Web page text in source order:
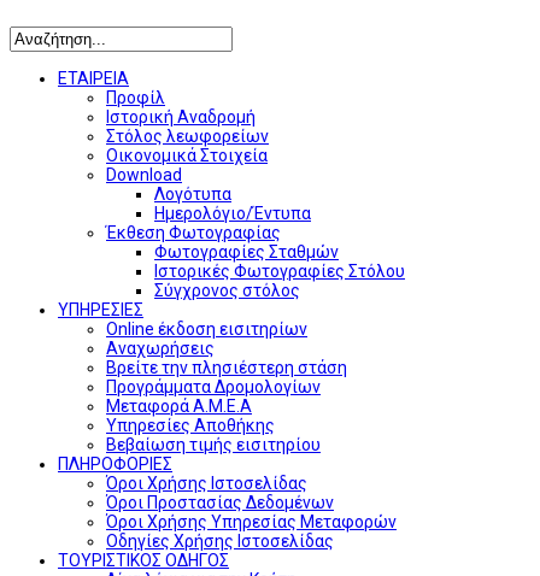
ΕΤΑΙΡΕΙΑ
Προφίλ
Ιστορική Αναδρομή
Στόλος λεωφορείων
Οικονομικά Στοιχεία
Download
Λογότυπα
Ημερολόγιο/Έντυπα
Έκθεση Φωτογραφίας
Φωτογραφίες Σταθμών
Ιστορικές Φωτογραφίες Στόλου
Σύγχρονος στόλος
ΥΠΗΡΕΣΙΕΣ
Online έκδοση εισιτηρίων
Αναχωρήσεις
Βρείτε την πλησιέστερη στάση
Προγράμματα Δρομολογίων
Μεταφορά Α.Μ.Ε.Α
Υπηρεσίες Αποθήκης
Βεβαίωση τιμής εισιτηρίου
ΠΛΗΡΟΦΟΡΙΕΣ
Όροι Χρήσης Ιστοσελίδας
Όροι Προστασίας Δεδομένων
Όροι Χρήσης Υπηρεσίας Μεταφορών
Οδηγίες Χρήσης Ιστοσελίδας
ΤΟΥΡΙΣΤΙΚΟΣ ΟΔΗΓΟΣ